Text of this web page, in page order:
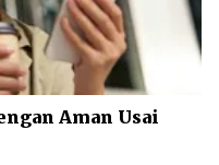
Aman Usai